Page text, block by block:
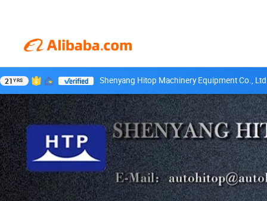
21YRS Shenyang Hitop Machinery Equipment Co.,